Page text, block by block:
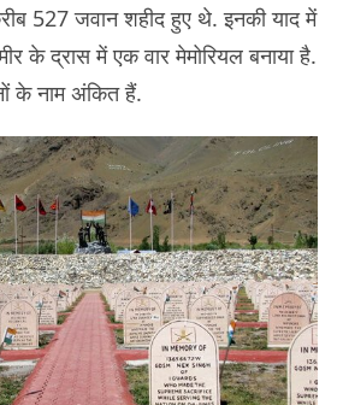
527 जवान शहीद हुए थे. इनकी याद में
के द्रास में एक वार मेमोरियल बनाया है.
के नाम अंकित हैं.